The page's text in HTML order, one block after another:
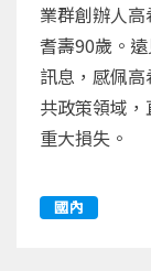
業群創辦人
耆壽90歲。
訊息，感佩
共政策領域
重大損失。
國內